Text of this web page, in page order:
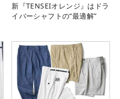
新『TENSEIオレンジ』はドラ
イバーシャフトの“最適解”